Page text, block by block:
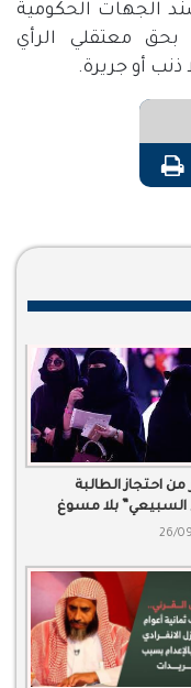
الجهات الحكومية
بحق معتقلي الرأي
ذنب أو جريرة.
طباعة
من احتجاز الطالبة
السبيعي” بلا مسوغ
26/